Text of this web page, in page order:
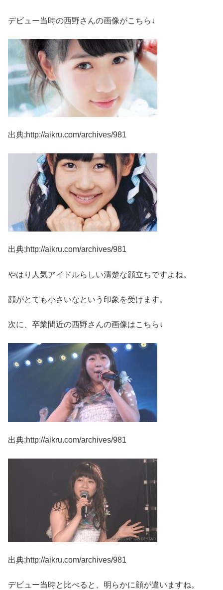
デビュー当時の西野さんの画像がこちら↓
出典;http://aikru.com/archives/981
出典;http://aikru.com/archives/981
やはり人気アイドルらしい清楚な顔立ちですよね。
顔がとても小さいなという印象を受けます。
次に、卒業間近の西野さんの画像はこちら↓
出典;http://aikru.com/archives/981
出典;http://aikru.com/archives/981
デビュー当時と比べると、明らかに顔が違いますね。